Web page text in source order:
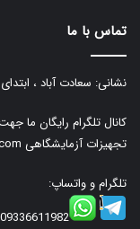
تماس با ما
نشانی: سعادت آباد ،
کانال تلگرام رایگان ما
تجهیزات آزمایشگاهی
تلگرام و واتساپ:
09336611982